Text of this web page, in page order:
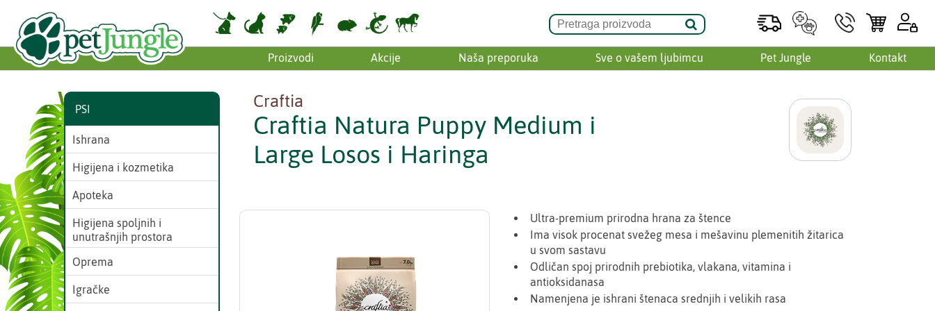
Proizvodi Akcije Naša preporuka Sve o vašem ljubimcu Pet Jungle Kontakt
Craftia
Craftia Natura Puppy Medium i
Large Losos i Haringa
Ultra-premium prirodna hrana za štence
Ima visok procenat svežeg mesa i mešavinu plemenitih žitarica
u svom sastavu
Odličan spoj prirodnih prebiotika, vlakana, vitamina i
antioksidanasa
Namenjena je ishrani štenaca srednjih i velikih rasa
PSI
Ishrana
Higijena i kozmetika
Apoteka
Higijena spoljnih i
unutrašnjih prostora
Oprema
Igračke